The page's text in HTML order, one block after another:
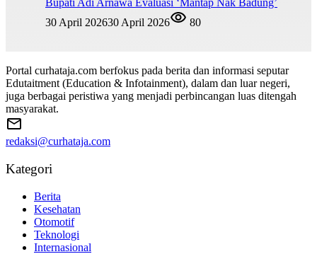
30 April 202630 April 2026 80
Portal curhataja.com berfokus pada berita dan informasi seputar
Edutaitment (Education & Infotainment), dalam dan luar negeri,
juga berbagai peristiwa yang menjadi perbincangan luas ditengah
masyarakat.
redaksi@curhataja.com
Kategori
Berita
Kesehatan
Otomotif
Teknologi
Internasional